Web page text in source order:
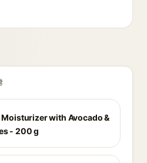
Moisturizer with Avocado &
- 200 g